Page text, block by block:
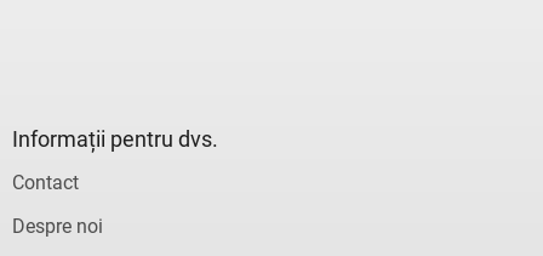
Informații pentru dvs.
Contact
Despre noi